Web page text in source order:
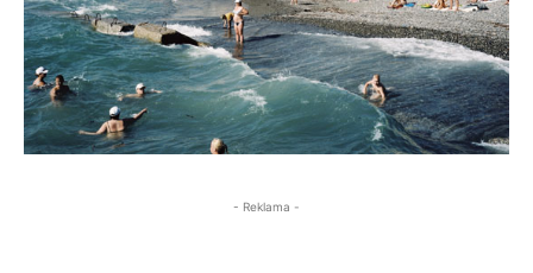
- Reklama -